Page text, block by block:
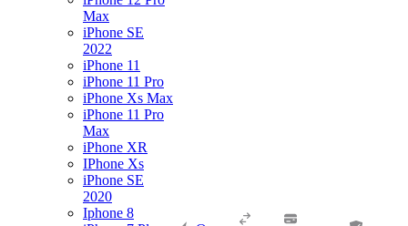
Max
iPhone SE
2022
iPhone 11
iPhone 11 Pro
iPhone Xs Max
iPhone 11 Pro
Max
iPhone XR
IPhone Xs
iPhone SE
2020
Iphone 8